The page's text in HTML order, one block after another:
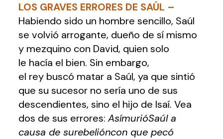
LOS GRAVES ERRORES DE SAÚL –
Habiendo sido un hombre sencillo, Saúl
se volvió arrogante, dueño de sí mismo
y mezquino con David, quien solo
le hacía el bien. Sin embargo,
el rey buscó matar a Saúl, ya que sintió
que su sucesor no sería uno de sus
descendientes, sino el hijo de Isaí. Vea
dos de sus errores: AsímurióSaúl a
causa de surebelióncon que pecó